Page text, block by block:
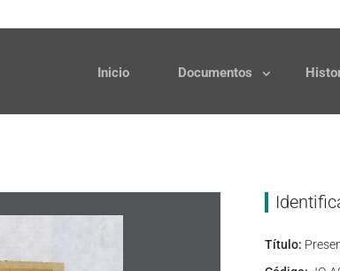
Inicio Documentos
Título: